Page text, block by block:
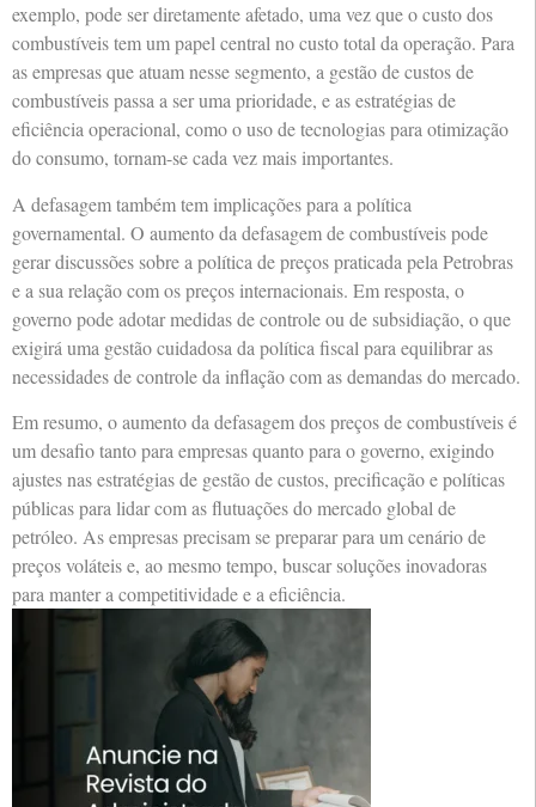
exemplo, pode ser diretamente afetado, uma vez que o custo dos
combustíveis tem um papel central no custo total da operação. Para
as empresas que atuam nesse segmento, a gestão de custos de
combustíveis passa a ser uma prioridade, e as estratégias de
eficiência operacional, como o uso de tecnologias para otimização
do consumo, tornam-se cada vez mais importantes.
A defasagem também tem implicações para a política
governamental. O aumento da defasagem de combustíveis pode
gerar discussões sobre a política de preços praticada pela Petrobras
e a sua relação com os preços internacionais. Em resposta, o
governo pode adotar medidas de controle ou de subsidiação, o que
exigirá uma gestão cuidadosa da política fiscal para equilibrar as
necessidades de controle da inflação com as demandas do mercado.
Em resumo, o aumento da defasagem dos preços de combustíveis é
um desafio tanto para empresas quanto para o governo, exigindo
ajustes nas estratégias de gestão de custos, precificação e políticas
públicas para lidar com as flutuações do mercado global de
petróleo. As empresas precisam se preparar para um cenário de
preços voláteis e, ao mesmo tempo, buscar soluções inovadoras
para manter a competitividade e a eficiência.